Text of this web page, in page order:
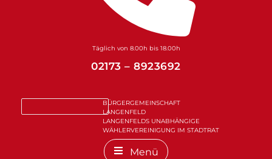
Täglich von 8.00h bis 18.00h
02173 – 8923692
BÜRGERGEMEINSCHAFT
LANGENFELD
LANGENFELDS UNABHÄNGIGE
WÄHLERVEREINIGUNG IM STADTRAT
Menü